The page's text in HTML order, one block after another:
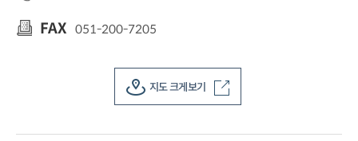
FAX 051-200-7205
지도 크게보기